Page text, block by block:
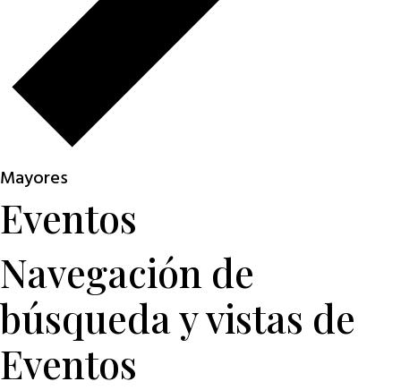
Mayores
Eventos
Navegación de
búsqueda y vistas de
Eventos